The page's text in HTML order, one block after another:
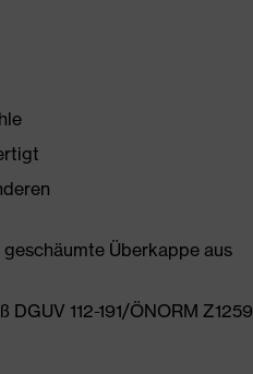
Überkappe aus
112-191/ÖNORM Z1259